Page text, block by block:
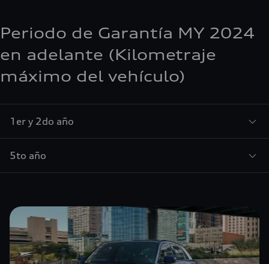
Periodo de Garantía MY 2024
en adelante (Kilometraje
máximo del vehículo)
1er y 2do año
5to año